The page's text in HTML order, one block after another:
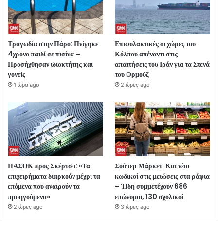
Τραγωδία στην Πάρο: Πνίγηκε
4χρονο παιδί σε πισίνα –
Προσήχθησαν ιδιοκτήτης και
γονείς
1 ώρα ago
Επιφυλακτικές οι χώρες του
Κόλπου απέναντι στις
απαιτήσεις του Ιράν για τα Στενά
του Ορμούζ
2 ώρες ago
ΠΑΣΟΚ προς Σκέρτσο: «Τα
επιχειρήματα διαρκούν μέχρι τα
επόμενα που αναιρούν τα
προηγούμενα»
2 ώρες ago
Σούπερ Μάρκετ: Και νέοι
κωδικοί στις μειώσεις στα ράφια
– Ήδη συμμετέχουν 686
επώνυμοι, 130 σχολικοί
3 ώρες ago